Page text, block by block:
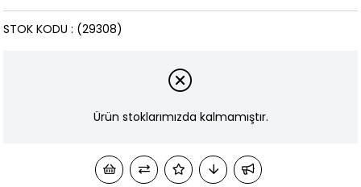
(29308)
STOK KODU
Ürün stoklarımızda kalmamıştır.